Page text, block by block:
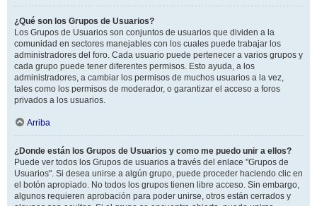
¿Qué son los Grupos de Usuarios?
Los Grupos de Usuarios son conjuntos de usuarios que dividen a la
comunidad en sectores manejables con los cuales puede trabajar los
administradores del foro. Cada usuario puede pertenecer a varios grupos y
cada grupo puede tener diferentes permisos. Esto ayuda, a los
administradores, a cambiar los permisos de muchos usuarios a la vez,
tales como los permisos de moderador, o garantizar el acceso a foros
privados a los usuarios.
Arriba
¿Donde están los Grupos de Usuarios y como me puedo unir a ellos?
Puede ver todos los Grupos de usuarios a través del enlace "Grupos de
Usuarios". Si desea unirse a algún grupo, puede proceder haciendo clic en
el botón apropiado. No todos los grupos tienen libre acceso. Sin embargo,
algunos requieren aprobación para poder unirse, otros están cerrados y